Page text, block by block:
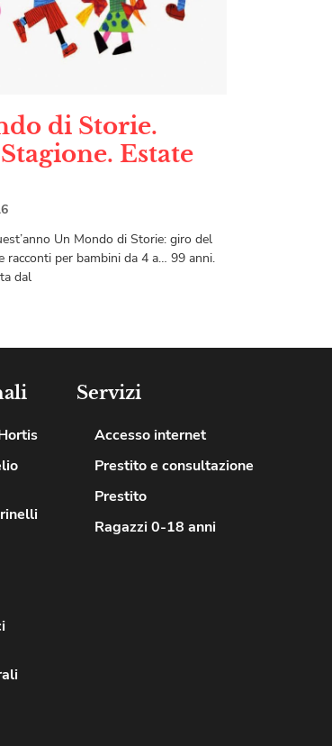
di Storie.
Estate
Un Mondo di Storie: giro del
racconti per bambini da 4 a… 99 anni.
dal
Servizi
Accesso internet
Prestito e consultazione
Prestito
Ragazzi 0-18 anni